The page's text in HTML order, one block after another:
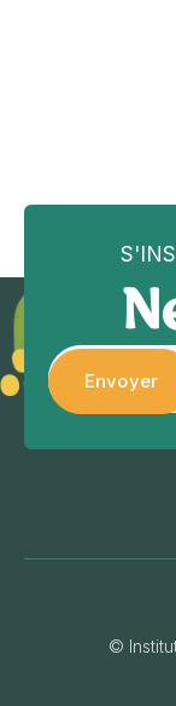
©